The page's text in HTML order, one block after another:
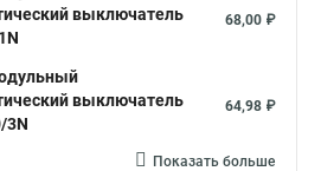
выключатель
68,00 ₽
выключатель
3N
64,98 ₽
Показать больше